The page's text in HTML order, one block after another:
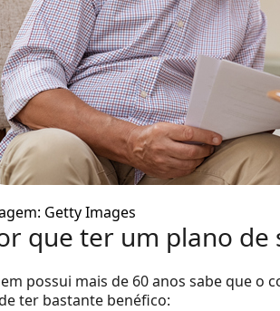
Getty Images
que ter um plano de
possui mais de 60 anos sabe que o
ter bastante benéfico: